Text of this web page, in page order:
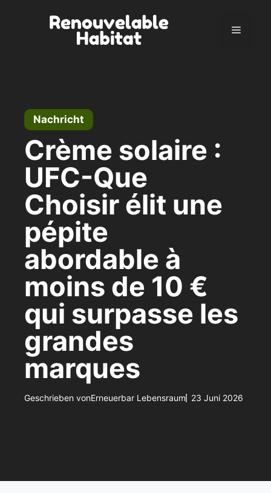
Menü
Nachricht
Crème solaire :
UFC-Que
Choisir élit une
pépite
abordable à
moins de 10 €
qui surpasse les
grandes
marques
Geschrieben vonErneuerbar Lebensraum 23 Juni 2026